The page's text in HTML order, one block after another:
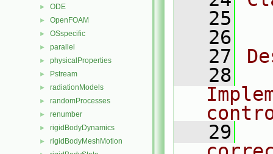
► ODE
► OpenFOAM
► OSspecific
► parallel
► physicalProperties
► Pstream
► radiationModels
► randomProcesses
► renumber
► rigidBodyDynamics
► rigidBodyMeshMotion
   25
   26
   27
   28
   29